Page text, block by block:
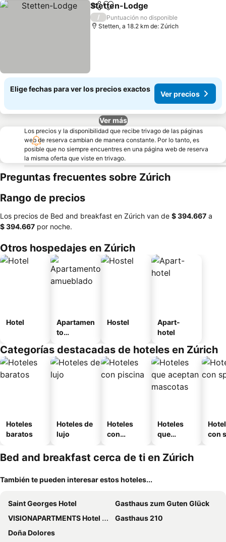
CompartirAgregar a favoritos
Stetten-Lodge
/
Puntuación no disponible
Stetten, a 18.2 km de: Zúrich
Elige fechas para ver los precios exactos
Ver precios
Ver más
Los precios y la disponibilidad que recibe trivago de las páginas
web de reserva cambian de manera constante. Por lo tanto, es
posible que no siempre encuentres en una página web de reserva
la misma oferta que viste en trivago.
Preguntas frecuentes sobre Zúrich
Rango de precios
Los precios de Bed and breakfast en Zúrich van de ‎$ 394.667 a
‎$ 394.667 por noche.
Otros hospedajes en Zúrich
Hotel
Apartamen
to
o
Hostel
Apart-
hotel
Categorías destacadas de hoteles en Zúrich
Hoteles
baratos
Hoteles de
lujo
Hoteles
con
Hoteles
que
mascotas
con
Bed and breakfast cerca de ti en Zúrich
También te pueden interesar estos hoteles...
Saint Georges Hotel
Gasthaus zum Guten Glück
VISIONAPARTMENTS Hotel Flemings Zurich
Gasthaus 210
Doña Dolores